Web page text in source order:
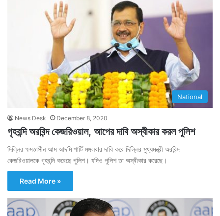
National
News Desk December 8, 2020
গৃহবন্দি অরবিন্দ কেজরিওয়াল, আপের দাবি অস্বীকার করল পুলিশ
দিল্লির ক্ষমতাসীন আম আদমি পার্টি মঙ্গলবার দাবি করে দিল্লির মুখ্যমন্ত্রী অরবিন্দ
কেজরিওয়ালকে গৃহবন্দি করেছে পুলিশ। যদিও পুলিশ তা অস্বীকার করেছে।
Read More »